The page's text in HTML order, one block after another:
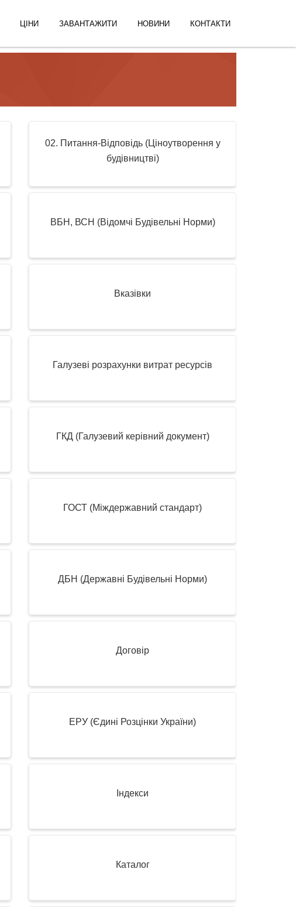
ЦІНИ ЗАВАНТАЖИТИ НОВИНИ КОНТАКТИ
02. Питання-Відповідь (Ціноутворення у
будівництві)
ВБН, ВСН (Відомчі Будівельні Норми)
Вказівки
Галузеві розрахунки витрат ресурсів
ГКД (Галузевий керівний документ)
ГОСТ (Міждержавний стандарт)
ДБН (Державні Будівельні Норми)
Договір
ЕРУ (Єдині Розцінки України)
Індекси
Каталог